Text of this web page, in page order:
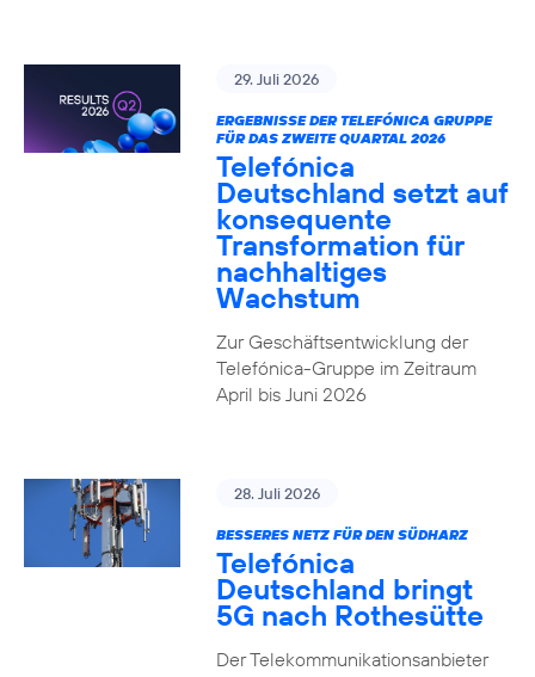
29. Juli 2026
ERGEBNISSE DER TELEFÓNICA GRUPPE
FÜR DAS ZWEITE QUARTAL 2026
Telefónica
Deutschland setzt auf
konsequente
Transformation für
nachhaltiges
Wachstum
Zur Geschäftsentwicklung der
Telefónica-Gruppe im Zeitraum
April bis Juni 2026
28. Juli 2026
BESSERES NETZ FÜR DEN SÜDHARZ
Telefónica
Deutschland bringt
5G nach Rothesütte
Der Telekommunikationsanbieter